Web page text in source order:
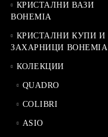
КРИСТАЛНИ ВАЗИ
BOHEMIA
КРИСТАЛНИ КУПИ И
ЗАХАРНИЦИ BOHEMIA
КОЛЕКЦИИ
QUADRO
COLIBRI
ASIO